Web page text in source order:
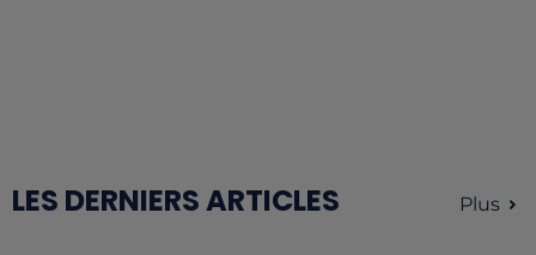
LES DERNIERS ARTICLES Plus